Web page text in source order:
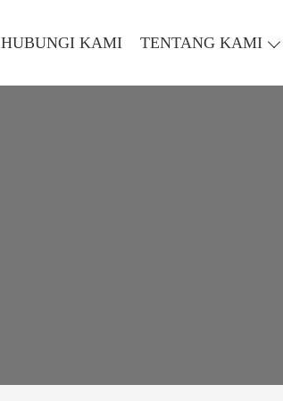
HUBUNGI KAMI TENTANG KAMI